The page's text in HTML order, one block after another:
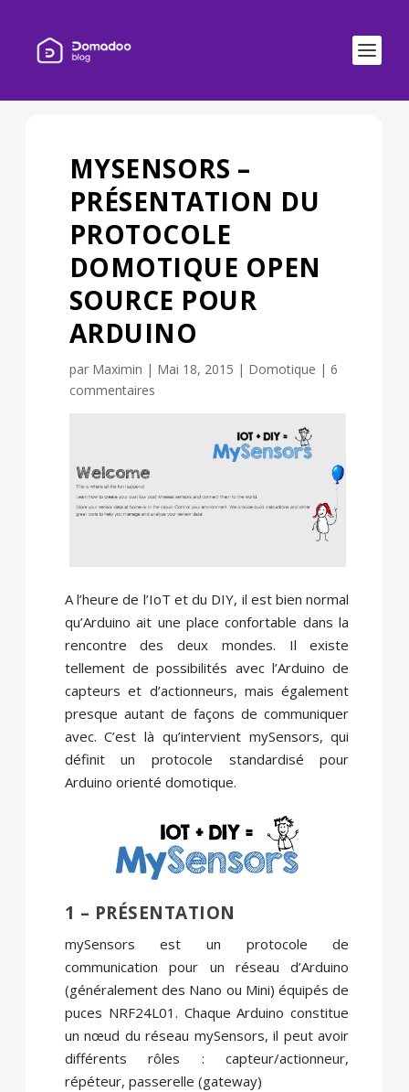
MYSENSORS –
PRÉSENTATION DU
PROTOCOLE
DOMOTIQUE OPEN
SOURCE POUR
ARDUINO
par Maximin | Mai 18, 2015 | Domotique | 6
commentaires
A l’heure de l’IoT et du DIY, il est bien normal
qu’Arduino ait une place confortable dans la
rencontre des deux mondes. Il existe
tellement de possibilités avec l’Arduino de
capteurs et d’actionneurs, mais également
presque autant de façons de communiquer
avec. C’est là qu’intervient mySensors, qui
définit un protocole standardisé pour
Arduino orienté domotique.
1 – PRÉSENTATION
mySensors est un protocole de
communication pour un réseau d’Arduino
(généralement des Nano ou Mini) équipés de
puces NRF24L01. Chaque Arduino constitue
un nœud du réseau mySensors, il peut avoir
différents rôles : capteur/actionneur,
répéteur, passerelle (gateway)